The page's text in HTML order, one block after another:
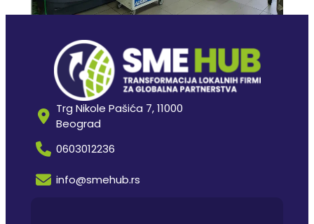
Trg Nikole Pašića 7, 11000
Beograd
0603012236
info@smehub.rs